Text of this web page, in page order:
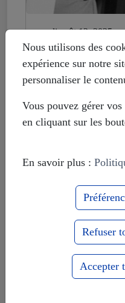
mardi août 12, 2025
Histoire
veulent fonder
russophobie
Nous utilisons des
expérience sur notre
personnaliser le
Vous pouvez gérer
en cliquant sur les
En savoir plus :
Refuser
Accepter